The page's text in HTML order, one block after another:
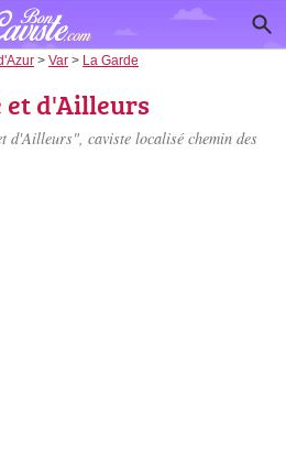
> Var > La Garde
et d'Ailleurs
d'Ailleurs", caviste localisé chemin des